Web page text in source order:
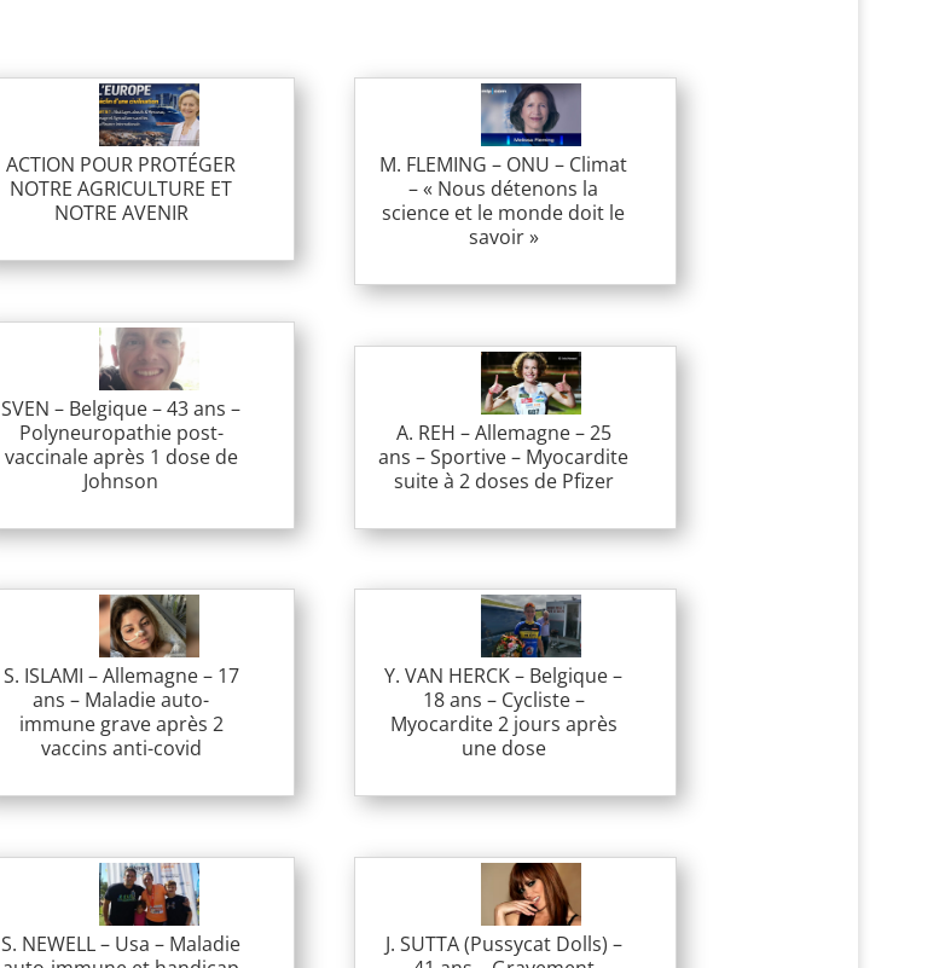
ACTION POUR PROTÉGER
NOTRE AGRICULTURE ET
NOTRE AVENIR
SVEN – Belgique – 43 ans –
Polyneuropathie post-
vaccinale après 1 dose de
Johnson
S. ISLAMI – Allemagne – 17
ans – Maladie auto-
immune grave après 2
vaccins anti-covid
S. NEWELL – Usa – Maladie
M. FLEMING – ONU – Climat
– « Nous détenons la
science et le monde doit le
savoir »
A. REH – Allemagne – 25
ans – Sportive – Myocardite
suite à 2 doses de Pfizer
Y. VAN HERCK – Belgique –
18 ans – Cycliste –
Myocardite 2 jours après
une dose
J. SUTTA (Pussycat Dolls) –